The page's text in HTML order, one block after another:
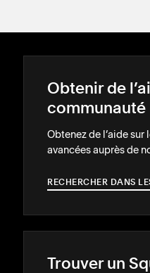
Obtenir de
communauté
Obtenez de l’aide
avancées auprès de
RECHERCHER DANS
Trouver un